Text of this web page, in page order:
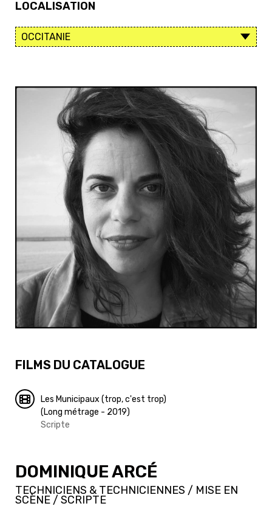
LOCALISATION
FILMS DU CATALOGUE
Les Municipaux (trop, c'est trop)
(Long métrage - 2019)
Scripte
DOMINIQUE ARCÉ
TECHNICIENS & TECHNICIENNES / MISE EN
SCÈNE / SCRIPTE